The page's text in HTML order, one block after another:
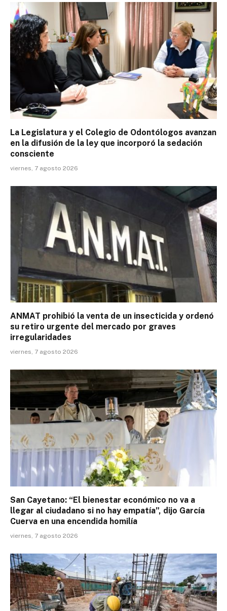
La Legislatura y el Colegio de Odontólogos avanzan
en la difusión de la ley que incorporó la sedación
consciente
viernes, 7 agosto 2026
ANMAT prohibió la venta de un insecticida y ordenó
su retiro urgente del mercado por graves
irregularidades
viernes, 7 agosto 2026
San Cayetano: “El bienestar económico no va a
llegar al ciudadano si no hay empatía”, dijo García
Cuerva en una encendida homilía
viernes, 7 agosto 2026